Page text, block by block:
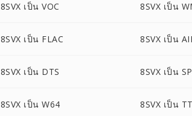
8SVX เป็น VOC 8SVX เป็น
8SVX เป็น FLAC 8SVX เป็น
8SVX เป็น DTS 8SVX เป็น
8SVX เป็น W64 8SVX เป็น